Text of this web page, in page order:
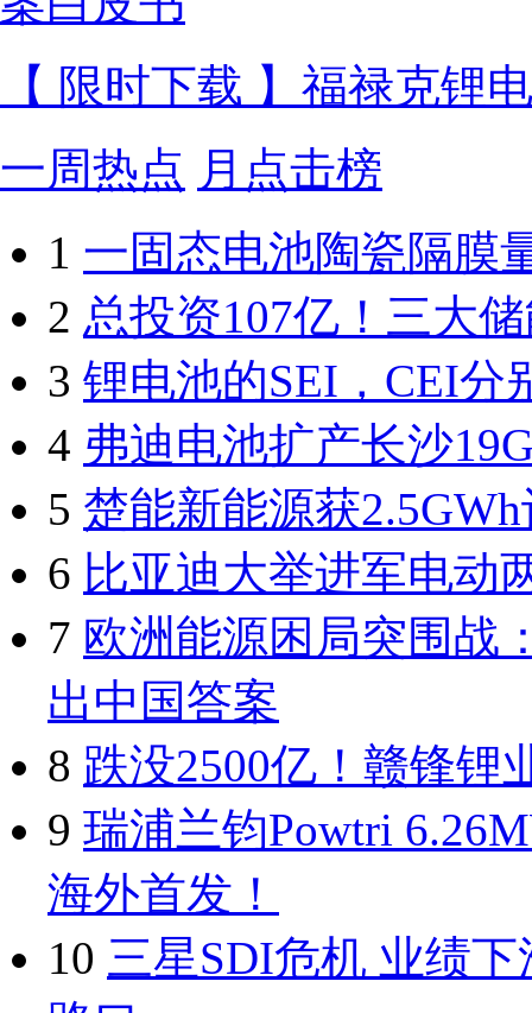
【 限时下载 】福禄克锂
一周热点 月点击榜
1 一固态电池陶瓷隔膜
2 总投资107亿！三大
3 锂电池的SEI，CEI分
4 弗迪电池扩产长沙
5 楚能新能源获
6 比亚迪大举进军电动
7 欧洲能源困局突围战
出中国答案
8 跌没2500亿！赣锋锂
9 瑞浦兰钧Powtri
海外首发！
10 三星SDI危机 业绩